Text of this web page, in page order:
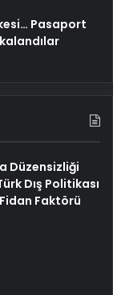
Pasaport
Düzensizliği
Dış Politikası
Faktörü